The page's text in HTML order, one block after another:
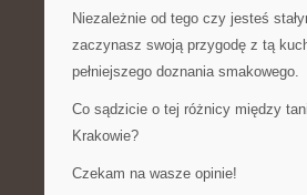
Niezależnie od tego czy jesteś
zaczynasz swoją przygodę z tą
pełniejszego doznania smakowego.
Co sądzicie o tej różnicy między
Krakowie?
Czekam na wasze opinie!